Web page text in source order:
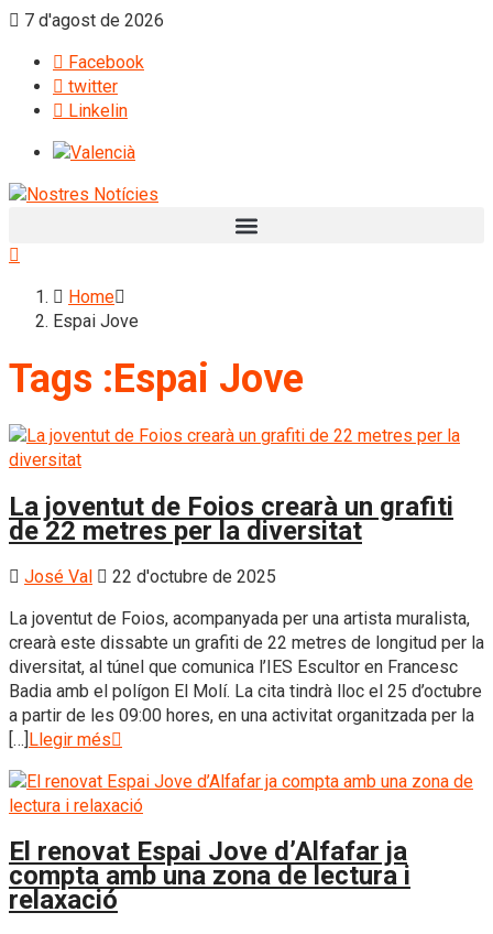
7 d'agost de 2026
Facebook
twitter
Linkelin
Home
Espai Jove
Tags :Espai Jove
La joventut de Foios crearà un grafiti
de 22 metres per la diversitat
José Val
22 d'octubre de 2025
La joventut de Foios, acompanyada per una artista muralista,
crearà este dissabte un grafiti de 22 metres de longitud per la
diversitat, al túnel que comunica l’IES Escultor en Francesc
Badia amb el polígon El Molí. La cita tindrà lloc el 25 d’octubre
a partir de les 09:00 hores, en una activitat organitzada per la
[…]Llegir més
El renovat Espai Jove d’Alfafar ja
compta amb una zona de lectura i
relaxació